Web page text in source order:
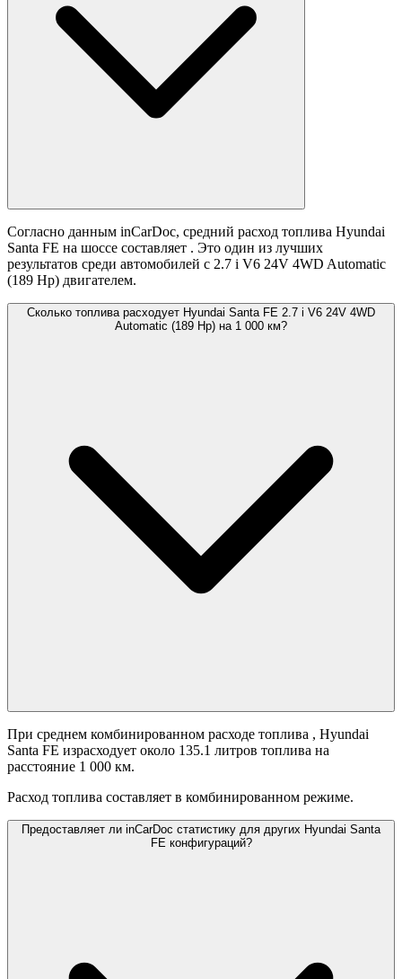
Согласно данным inCarDoc, средний расход топлива Hyundai
Santa FE на шоссе составляет . Это один из лучших
результатов среди автомобилей с 2.7 i V6 24V 4WD Automatic
(189 Hp) двигателем.
Сколько топлива расходует Hyundai Santa FE 2.7 i V6 24V 4WD
Automatic (189 Hp) на 1 000 км?
При среднем комбинированном расходе топлива , Hyundai
Santa FE израсходует около 135.1 литров топлива на
расстояние 1 000 км.
Расход топлива составляет в комбинированном режиме.
Предоставляет ли inCarDoc статистику для других Hyundai Santa
FE конфигураций?